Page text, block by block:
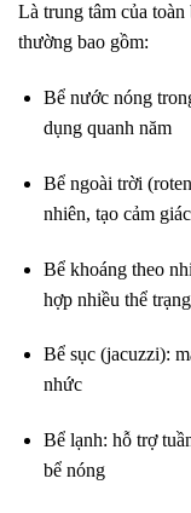
Là trung tâm của
thường bao gồm:
Bể nước nóng
dụng quanh năm
Bể ngoài trời
nhiên, tạo cảm
Bể khoáng theo
hợp nhiều thể trạng
Bể sục (jacuzzi):
nhức
Bể lạnh: hỗ trợ
bể nóng